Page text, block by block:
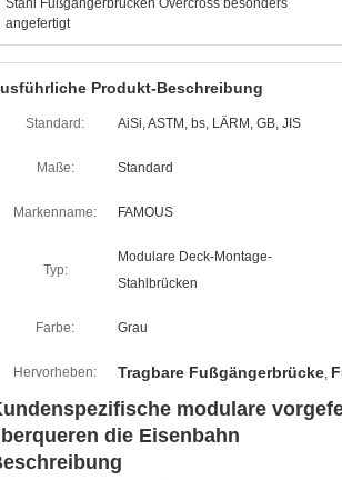
Stahl Fußgängerbrücken Overcross besonders
angefertigt
Produkt-Beschreibung
Standard: AiSi, ASTM, bs, LÄRM, GB, JIS
Maße: Standard
Markenname: FAMOUS
Typ:
Modulare Deck-Montage-
Stahlbrücken
Farbe: Grau
Hervorheben: Tragbare Fußgängerbrücke,
modulare
die Eisenbahn